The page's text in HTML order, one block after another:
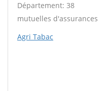
Département: 38
mutuelles d'assurances
Agri Tabac